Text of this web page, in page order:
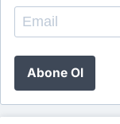
Abone Ol